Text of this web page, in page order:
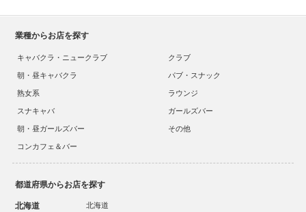
業種からお店を探す
キャバクラ・ニュークラブ
クラブ
朝・昼キャバクラ
パブ・スナック
熟女系
ラウンジ
スナキャバ
ガールズバー
朝・昼ガールズバー
その他
コンカフェ＆バー
都道府県からお店を探す
北海道 北海道